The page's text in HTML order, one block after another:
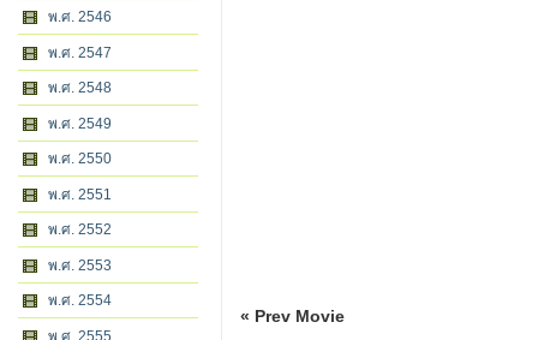
พ.ศ. 2546
พ.ศ. 2547
พ.ศ. 2548
พ.ศ. 2549
พ.ศ. 2550
พ.ศ. 2551
พ.ศ. 2552
พ.ศ. 2553
พ.ศ. 2554
พ.ศ. 2555
« Prev Movie